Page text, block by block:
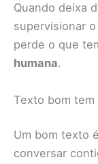
Quando deixa
supervisionar
perde o que
humana.
Texto bom tem
Um bom texto
conversar